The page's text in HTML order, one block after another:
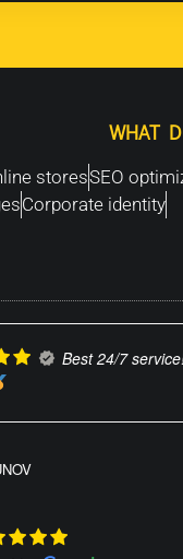
WHAT
storesSEO
Corporate identity
Best 24/7